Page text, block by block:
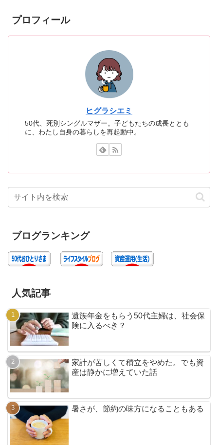
プロフィール
ヒグラシエミ
50代、死別シングルマザー。子どもたちの成長ととも
に、わたし自身の暮らしを再起動中。
ブログランキング
人気記事
遺族年金をもらう50代主婦は、社会保
険に入るべき？
家計が苦しくて積立をやめた。でも資
産は静かに増えていた話
暑さが、節約の味方になることもある